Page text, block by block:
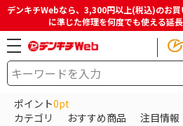
デンキチWebなら、3,300円以上(税込)のお
に準じた修理を何度でも使える延長
ポイント0pt
カテゴリ
おすすめ商品 注目情報